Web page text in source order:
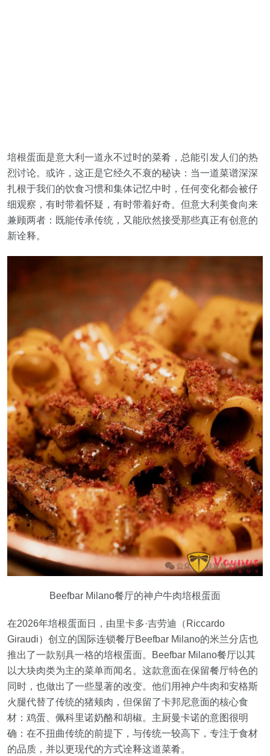
培根蛋面是意大利一道永不过时的菜肴，总能引发人们的热
烈讨论。或许，这正是它经久不衰的秘诀：当一道菜谱深深
扎根于我们的饮食习惯和集体记忆中时，任何变化都会被仔
细观察，有时带着怀疑，有时带着好奇。但意大利美食向来
兼顾两者：既能传承传统，又能欣然接受那些真正有创意的
新诠释。
Beefbar Milano餐厅的神户牛肉培根蛋面
在2026年培根蛋面日，由里卡多·吉劳迪（Riccardo
Giraudi）创立的国际连锁餐厅Beefbar Milano的米兰分店也
推出了一款别具一格的培根蛋面。Beefbar Milano餐厅以其
以大块肉类为主的菜单而闻名。这款意面在保留餐厅特色的
同时，也做出了一些显著的改变。他们用神户牛肉和安格斯
火腿代替了传统的猪颊肉，但保留了卡邦尼意面的核心食
材：鸡蛋、佩科里诺奶酪和胡椒。主厨曼卡诺的意图很明
确：在不扭曲传统的前提下，与传统一较高下，专注于食材
的品质，并以更现代的方式诠释这道菜肴。